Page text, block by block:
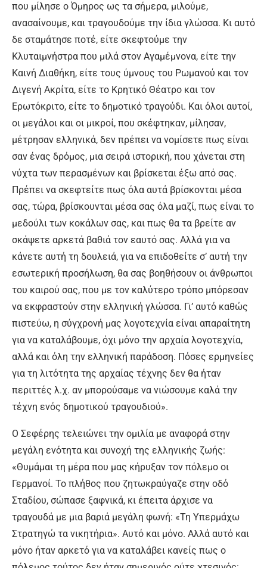
που μίλησε ο Όμηρος ως τα σήμερα, μιλούμε,
ανασαίνουμε, και τραγουδούμε την ίδια γλώσσα. Κι αυτό
δε σταμάτησε ποτέ, είτε σκεφτούμε την
Κλυταιμνήστρα που μιλά στον Αγαμέμνονα, είτε την
Καινή Διαθήκη, είτε τους ύμνους του Ρωμανού και τον
Διγενή Ακρίτα, είτε το Κρητικό Θέατρο και τον
Ερωτόκριτο, είτε το δημοτικό τραγούδι. Και όλοι αυτοί,
οι μεγάλοι και οι μικροί, που σκέφτηκαν, μίλησαν,
μέτρησαν ελληνικά, δεν πρέπει να νομίσετε πως είναι
σαν ένας δρόμος, μια σειρά ιστορική, που χάνεται στη
νύχτα των περασμένων και βρίσκεται έξω από σας.
Πρέπει να σκεφτείτε πως όλα αυτά βρίσκονται μέσα
σας, τώρα, βρίσκουνται μέσα σας όλα μαζί, πως είναι το
μεδούλι των κοκάλων σας, και πως θα τα βρείτε αν
σκάψετε αρκετά βαθιά τον εαυτό σας. Αλλά για να
κάνετε αυτή τη δουλειά, για να επιδοθείτε σ’ αυτή την
εσωτερική προσήλωση, θα σας βοηθήσουν οι άνθρωποι
του καιρού σας, που με τον καλύτερο τρόπο μπόρεσαν
να εκφραστούν στην ελληνική γλώσσα. Γι’ αυτό καθώς
πιστεύω, η σύγχρονή μας λογοτεχνία είναι απαραίτητη
για να καταλάβουμε, όχι μόνο την αρχαία λογοτεχνία,
αλλά και όλη την ελληνική παράδοση. Πόσες ερμηνείες
για τη λιτότητα της αρχαίας τέχνης δεν θα ήταν
περιττές λ.χ. αν μπορούσαμε να νιώσουμε καλά την
τέχνη ενός δημοτικού τραγουδιού».
Ο Σεφέρης τελειώνει την ομιλία με αναφορά στην
μεγάλη ενότητα και συνοχή της ελληνικής ζωής:
«Θυμάμαι τη μέρα που μας κήρυξαν τον πόλεμο οι
Γερμανοί. Το πλήθος που ζητωκραύγαζε στην οδό
Σταδίου, σώπασε ξαφνικά, κι έπειτα άρχισε να
τραγουδά με μια βαριά μεγάλη φωνή: «Τη Υπερμάχω
Στρατηγώ τα νικητήρια». Αυτό και μόνο. Αλλά αυτό και
μόνο ήταν αρκετό για να καταλάβει κανείς πως ο